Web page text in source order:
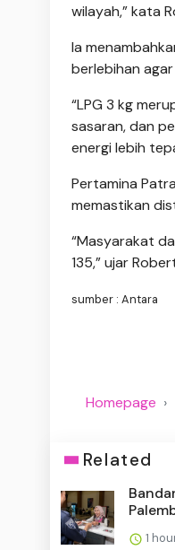
wilayah,” kata
Ia
berlebihan
“LPG 3 kg
sasaran, dan
energi lebih
Pertamina
memastikan
“Masyarakat
135,” ujar
sumber : Antara
Homepage
Related
1